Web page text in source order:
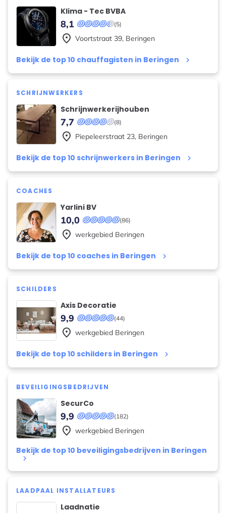
Klima - Tec BVBA
(5)
8,1
Bekijk de top 10 chauffagisten in Beringen keyboard_arrow_right
place Voortstraat 39, Beringen
SCHRIJNWERKERS
Schrijnwerkerijhouben
(8)
7,7
Bekijk de top 10 schrijnwerkers in Beringen keyboard_arrow_right
place Piepeleerstraat 23, Beringen
COACHES
Yarlini BV
(86)
10,0
Bekijk de top 10 coaches in Beringen keyboard_arrow_right
place werkgebied Beringen
SCHILDERS
Axis Decoratie
(44)
9,9
Bekijk de top 10 schilders in Beringen keyboard_arrow_right
place werkgebied Beringen
BEVEILIGINGSBEDRIJVEN
SecurCo
(182)
9,9
Bekijk de top 10 beveiligingsbedrijven in Beringen
keyboard_arrow_right
place werkgebied Beringen
LAADPAAL INSTALLATEURS
Laadnatie